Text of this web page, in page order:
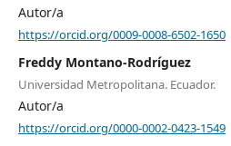
Autor/a
https://orcid.org/0009-0008-6502-1650
Freddy Montano-Rodríguez
Universidad Metropolitana. Ecuador.
Autor/a
https://orcid.org/0000-0002-0423-1549